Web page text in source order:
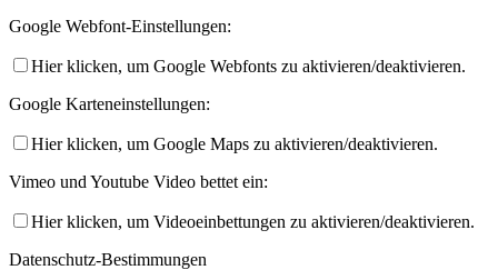
Google Webfont-Einstellungen:
Hier klicken, um Google Webfonts zu aktivieren/deaktivieren.
Google Karteneinstellungen:
Hier klicken, um Google Maps zu aktivieren/deaktivieren.
Vimeo und Youtube Video bettet ein:
Hier klicken, um Videoeinbettungen zu aktivieren/deaktivieren.
Datenschutz-Bestimmungen